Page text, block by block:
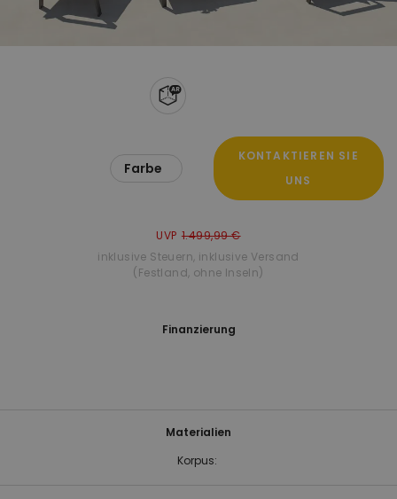
Farbe
KONTAKTIEREN SIE
UNS
UVP 1.499,99 €
inklusive Steuern, inklusive Versand
(Festland, ohne Inseln)
Materialien
Korpus:
Finanzierung